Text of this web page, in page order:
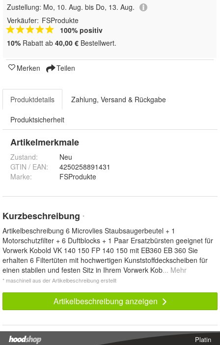
Zustellung: Mo, 10. Aug. bis Do, 13. Aug.
Verkäufer: FSProdukte
100% positiv
10% Rabatt ab 40,00 € Bestellwert.
Merken Teilen
Produktdetails Zahlung, Versand & Rückgabe
Produktsicherheit
Artikelmerkmale
Zustand:
Neu
GTIN / EAN:
4250258891431
Marke:
FSProdukte
Kurzbeschreibung *
Artikelbeschreibung 6 Microvlies Staubsaugerbeutel + 1
Motorschutzfilter + 6 Duftblocks + 1 Paar Ersatzbürsten geeignet für
Vorwerk Kobold VK 140 150 FP 140 150 mit EB360 EB 360 Sie
erhalten 6 Filtertüten mit hochwertigen Kunststoffdeckscheiben für
einen stabilen und festen Sitz in Ihrem Vorwerk Kob... Mehr
* maschinell aus der Artikelbeschreibung erstellt
Artikelbeschreibung anzeigen
Platin